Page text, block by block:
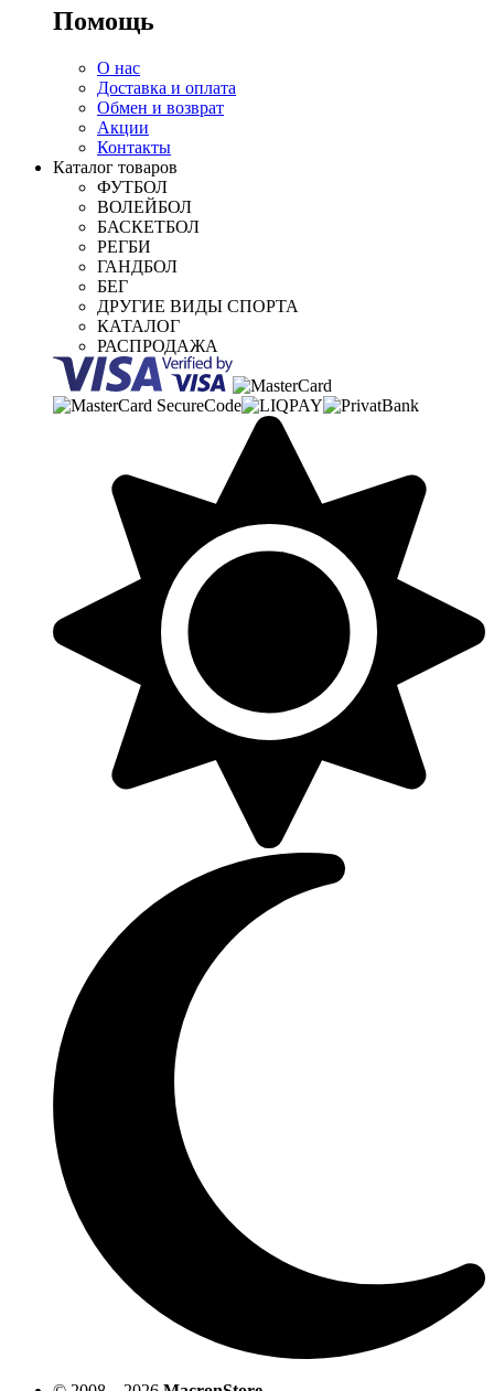
Помощь
О нас
Доставка и оплата
Обмен и возврат
Акции
Контакты
Каталог товаров
ФУТБОЛ
ВОЛЕЙБОЛ
БАСКЕТБОЛ
РЕГБИ
ГАНДБОЛ
БЕГ
ДРУГИЕ ВИДЫ СПОРТА
КАТАЛОГ
РАСПРОДАЖА